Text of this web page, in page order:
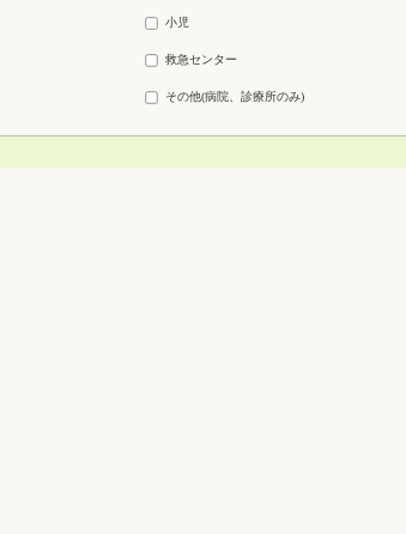
小児
救急センター
その他(病院、診療所のみ)